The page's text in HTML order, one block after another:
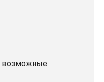
возможные